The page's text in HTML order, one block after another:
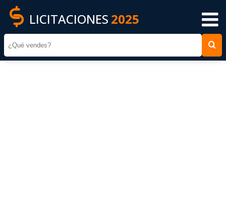
LICITACIONES 2025